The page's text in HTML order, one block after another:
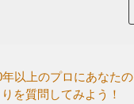
以上のプロにあなたの
を質問してみよう！